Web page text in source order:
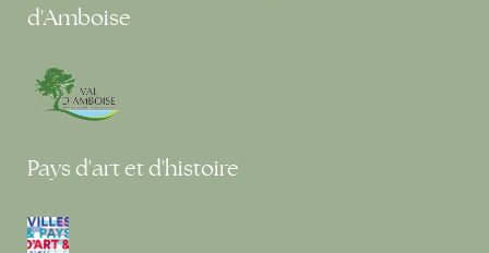
d'Amboise
Pays d'art et d'histoire